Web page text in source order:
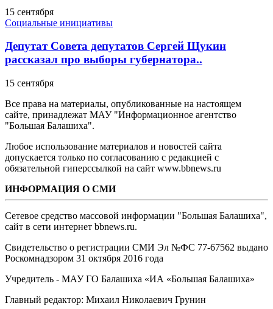
15 сентября
Социальные инициативы
Депутат Совета депутатов Сергей Щукин
рассказал про выборы губернатора..
15 сентября
Все права на материалы, опубликованные на настоящем
сайте, принадлежат МАУ "Информационное агентство
"Большая Балашиха".
Любое использование материалов и новостей сайта
допускается только по согласованию с редакцией с
обязательной гиперссылкой на сайт www.bbnews.ru
ИНФОРМАЦИЯ О СМИ
Сетевое средство массовой информации "Большая Балашиха",
сайт в сети интернет bbnews.ru.
Свидетельство о регистрации СМИ Эл №ФС ‎77-67562 выдано
Роскомнадзором 31 октября 2016 года
Учредитель - МАУ ГО Балашиха «ИА «Большая Балашиха»
Главный редактор: Михаил Николаевич Грунин